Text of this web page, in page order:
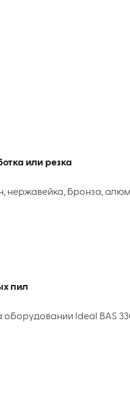
или резка
нержавейка, бронза,
пил
Ideal BAS